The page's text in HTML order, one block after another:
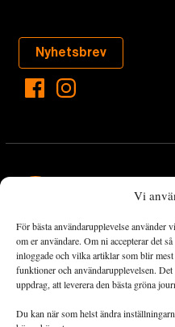
Vi
För bästa användarupplevelse
om er användare. Om ni accepterar det
inloggade och vilka artiklar som blir
funktioner och användarupplevelsen.
uppdrag, att leverera den bästa gröna
Du kan när som helst ändra
Nyhetsbrev
Landets Fria Tidning är en
det viktigaste som händer
omställningsrörelsen. En
både via starka och lika
ekonomiska och sociala